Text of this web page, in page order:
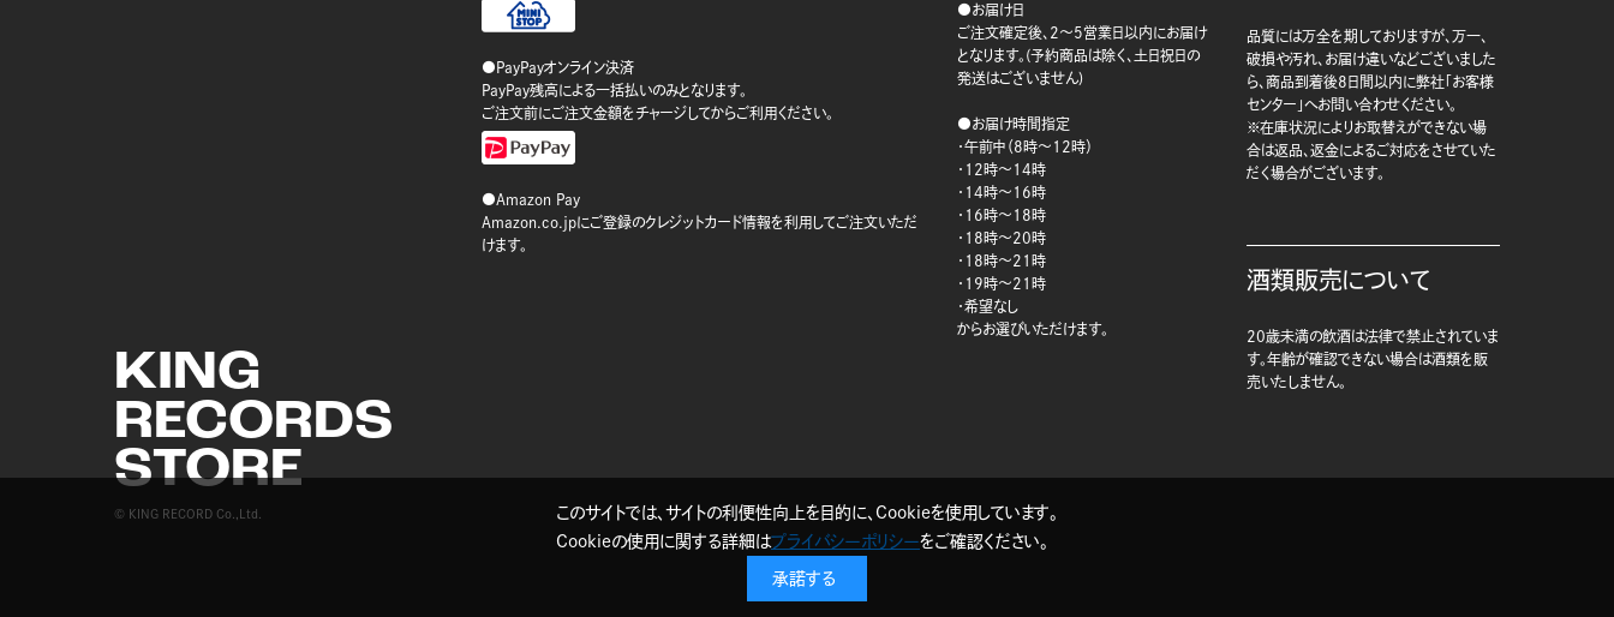
KING
RECORDS
STORE
© KING RECORD Co.,Ltd.
●PayPayオンライン決済
PayPay残高による一括払いのみとなります。
ご注文前にご注文金額をチャージしてからご利用ください。
●Amazon Pay
Amazon.co.jpにご登録のクレジットカード情報を利用してご注文いただ
けます。
●お届け日
ご注文確定後、2～5営業日以内にお届け
となります。(予約商品は除く、土日祝日の
発送はございません)
●お届け時間指定
・午前中（8時～12時）
・12時～14時
・14時～16時
・16時～18時
・18時～20時
・18時～21時
・19時～21時
・希望なし
からお選びいただけます。
品質には万全を期しておりますが、万一、
破損や汚れ、お届け違いなどございました
ら、商品到着後8日間以内に弊社「お客様
センター」へお問い合わせください。
※在庫状況によりお取替えができない場
合は返品、返金によるご対応をさせていた
だく場合がございます。
酒類販売について
20歳未満の飲酒は法律で禁止されていま
す。年齢が確認できない場合は酒類を販
売いたしません。
このサイトでは、サイトの利便性向上を目的に、Cookieを使用しています。
Cookieの使用に関する詳細はプライバシーポリシーをご確認ください。
承諾する